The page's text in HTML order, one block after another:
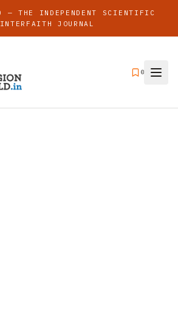
— THE INDEPENDENT SCIENTIFIC
JOURNAL
0